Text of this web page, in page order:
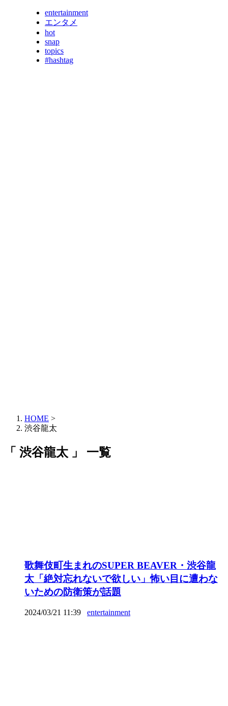
entertainment
エンタメ
hot
snap
topics
#hashtag
HOME >
渋谷龍太
「 渋谷龍太 」 一覧
歌舞伎町生まれのSUPER BEAVER・渋谷龍
太「絶対忘れないで欲しい」怖い目に遭わな
いための防衛策が話題
2024/03/21 11:39 entertainment